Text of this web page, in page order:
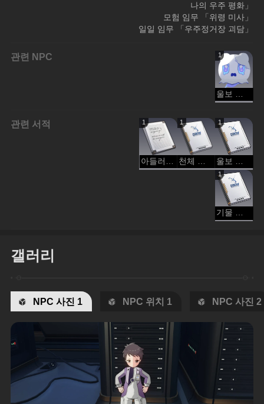
나의 우주 평화」
모험 임무 「위령 미사」
일일 임무 「우주정거장 괴담」
관련 NPC 1
울보 유령
관련 서적 1
아들러의 괴담 연구 보고
1
천체 생태 요점: 울보 유령
1
울보 유령 행동 연구
1
기물 관리 일지
갤러리
NPC 사진 1 NPC 위치 1 NPC 사진 2